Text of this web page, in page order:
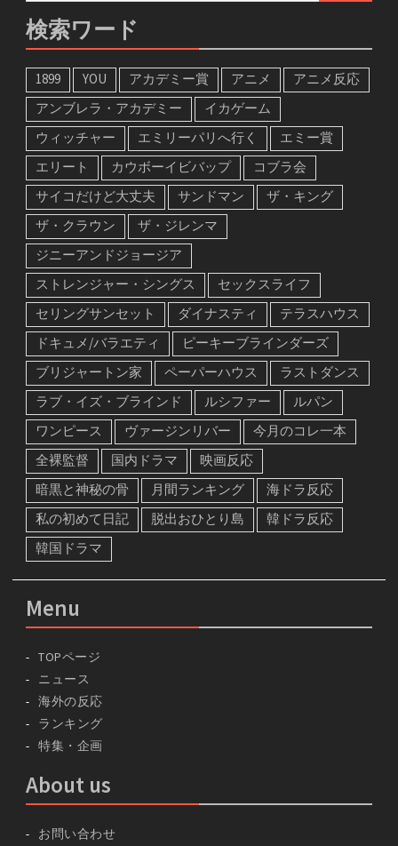
検索ワード
1899 YOU アカデミー賞 アニメ
アニメ反応
アンブレラ・アカデミー
イカゲーム
ウィッチャー
エミリーパリへ行く
エミー賞
エリート
カウボーイビバップ
コブラ会
サイコだけど大丈夫
サンドマン
ザ・キング
ザ・クラウン
ザ・ジレンマ
ジニーアンドジョージア
ストレンジャー・シングス
セックスライフ
セリングサンセット
ダイナスティ
テラスハウス
ドキュメ/バラエティ
ピーキーブラインダーズ
ブリジャートン家
ペーパーハウス
ラストダンス
ラブ・イズ・ブラインド
ルシファー
ルパン
ワンピース
ヴァージンリバー
今月のコレ一本
全裸監督
国内ドラマ
映画反応
暗黒と神秘の骨
月間ランキング
海ドラ反応
私の初めて日記
脱出おひとり島
韓ドラ反応
韓国ドラマ
Menu
TOPページ
ニュース
海外の反応
ランキング
特集・企画
About us
お問い合わせ